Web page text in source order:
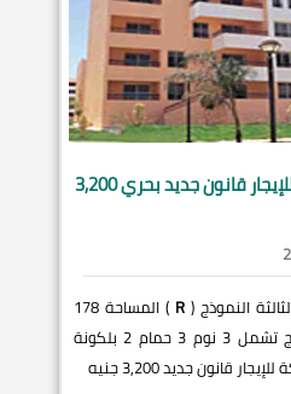
للإيجار قانون جديد بحري 3,200
النموذج ( R
) المساحة 178
بحري تطل على باركنج تشمل 3 نوم 3 حمام 2 بلكونة
قانون جديد 3,200 جنيه